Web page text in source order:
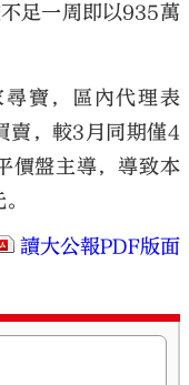
足一周即以935萬
寶，區內代理表
賣，較3月同期僅4
價盤主導，導致本
讀大公報PDF版面